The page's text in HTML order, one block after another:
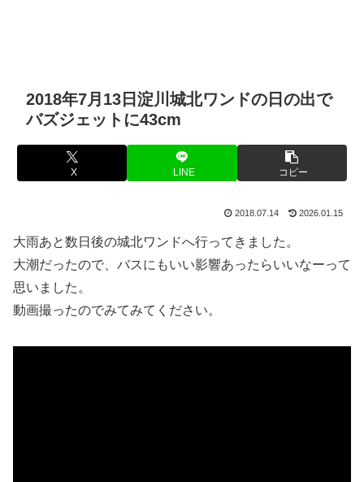
2018年7月13日淀川城北ワンドの日の出で
バズジェットに43cm
X LINE コピー
2018.07.14 2026.01.15
大雨あと数日後の城北ワンドへ行ってきました。
大潮だったので、バスにもいい影響あったらいいなーって
思いました。
動画撮ったのでみてみてください。